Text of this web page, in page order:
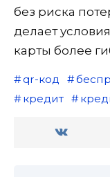
без риска
делает
карты более
qr-код
кредит